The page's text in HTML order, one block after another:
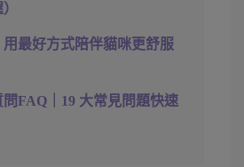
最好方式陪伴貓咪更舒服
FAQ｜19 大常見問題快速